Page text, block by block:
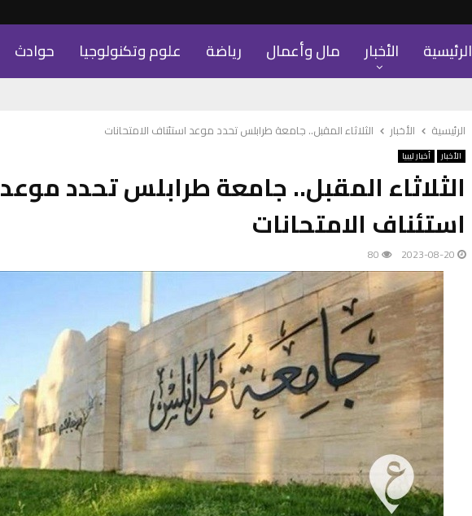
الرئيسية الأخبار مال وأعمال رياضة علوم وتكنولوجيا حوادث
الرئيسية الأخبار الثلاثاء المقبل.. جامعة طرابلس تحدد موعد استئناف الامتحانات
الأخبار أخبار ليبيا
الثلاثاء المقبل.. جامعة طرابلس تحدد موعد
استئناف الامتحانات
2023-08-20
80